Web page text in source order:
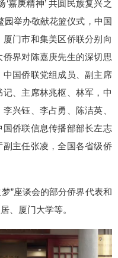
嘉庚精神’ 共圆民族复兴之
园举办敬献花篮仪式，中国
门市和集美区侨联分别向
界对陈嘉庚先生的深切思
国侨联党组成员、副主席
、主席林兆枢、林军，中
兴钰、李占勇、陈洁英、
侨联信息传播部部长左志
主任张凌，全国各省级侨
”座谈会的部分侨界代表和
、厦门大学等。